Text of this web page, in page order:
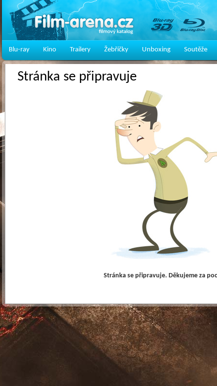
Blu-ray Kino Trailery Žebříčky Unboxing Soutěže
Stránka se připravuje
Stránka se připravuje. Děkujeme za